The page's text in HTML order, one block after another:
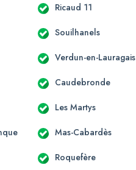
Ricaud 11
Souilhanels
Verdun-en-Lauragais
Caudebronde
Les Martys
Mas-Cabardès
Roquefère